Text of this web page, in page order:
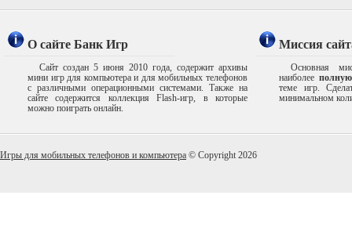
О сайте Банк Игр
Сайт создан 5 июня 2010 года, содержит архивы
мини игр для компьютера и для мобильных телефонов
с различными операционными системами. Также на
сайте содержится коллекция Flash-игр, в которые
можно поиграть онлайн.
Миссия
Основная
наиболее
теме игр.
минимальном
Игры для мобильных телефонов и компьютера © Copyright 2026